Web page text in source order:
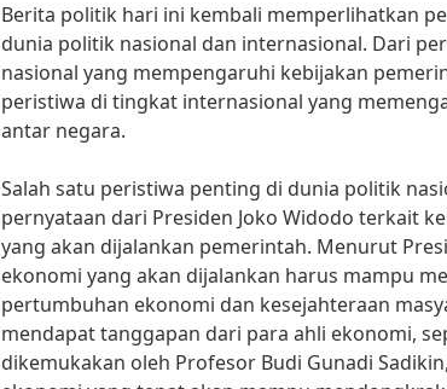
Berita politik hari ini kembali memperlihatkan
dunia politik nasional dan internasional. Dari
nasional yang mempengaruhi kebijakan
peristiwa di tingkat internasional yang
antar negara.
Salah satu peristiwa penting di dunia politik
pernyataan dari Presiden Joko Widodo terkait
yang akan dijalankan pemerintah. Menurut
ekonomi yang akan dijalankan harus mampu
pertumbuhan ekonomi dan kesejahteraan
mendapat tanggapan dari para ahli ekonomi,
dikemukakan oleh Profesor Budi Gunadi